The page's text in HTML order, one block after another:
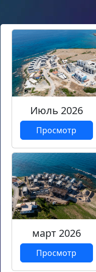
Июль 2026
Просмотр
март 2026
Просмотр